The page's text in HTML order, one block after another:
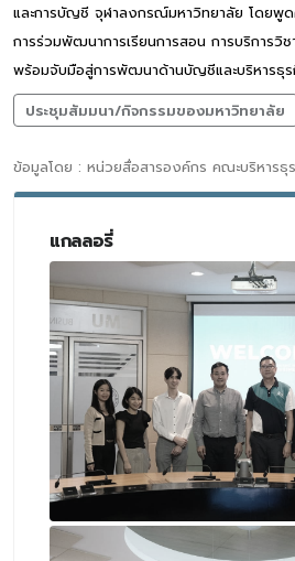
และการบัญชี จุฬาลงกรณ์มหาวิทยาลัย โดยพูด
การร่วมพัฒนาการเรียนการสอน การบริการวิช
พร้อมจับมือสู่การพัฒนาด้านบัญชีและบริหารธุ
ประชุมสัมมนา/กิจกรรมของมหาวิทยาลัย
ข้อมูลโดย : หน่วยสื่อสารองค์กร คณะบริหารธุ
แกลลอรี่